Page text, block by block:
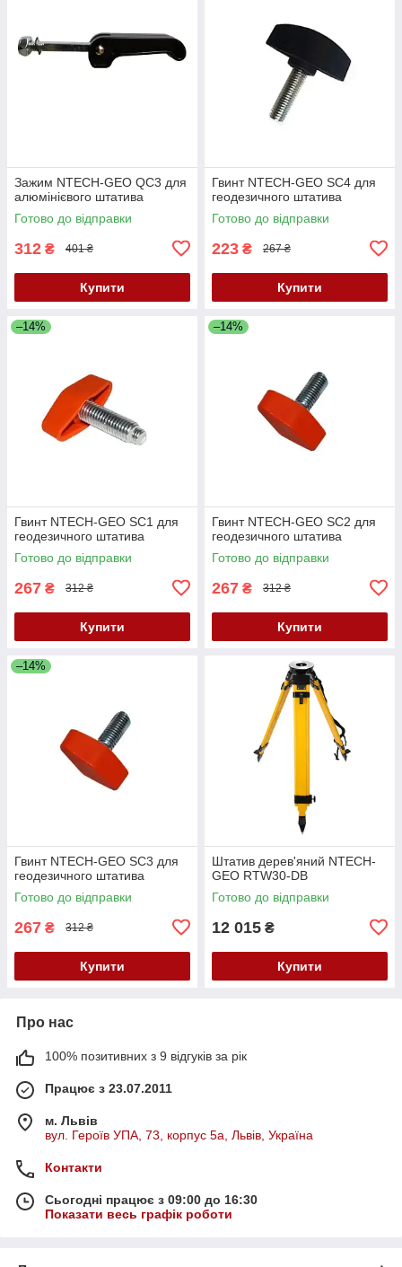
Зажим NTECH-GEO QC3 для
алюмінієвого штатива
Готово до відправки
312 ₴ 401 ₴
Купити
Гвинт NTECH-GEO SC4 для
геодезичного штатива
Готово до відправки
223 ₴ 267 ₴
Купити
–14%
Гвинт NTECH-GEO SC1 для
геодезичного штатива
Готово до відправки
267 ₴ 312 ₴
Купити
–14%
Гвинт NTECH-GEO SC2 для
геодезичного штатива
Готово до відправки
267 ₴ 312 ₴
Купити
–14%
Гвинт NTECH-GEO SC3 для
геодезичного штатива
Готово до відправки
267 ₴ 312 ₴
Купити
Штатив дерев'яний NTECH-
GEO RTW30-DB
Готово до відправки
12 015 ₴
Купити
Про нас
100% позитивних з 9 відгуків за рік
Працює з 23.07.2011
м. Львів
вул. Героїв УПА, 73, корпус 5а, Львів, Україна
Контакти
Сьогодні працює з 09:00 до 16:30
Показати весь графік роботи